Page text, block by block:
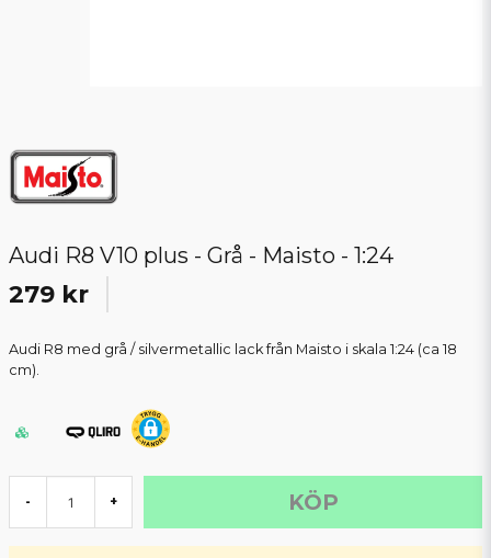
Audi R8 V10 plus - Grå - Maisto - 1:24
279 kr
Audi R8 med grå / silvermetallic lack från Maisto i skala 1:24 (ca 18
cm).
- + KÖP